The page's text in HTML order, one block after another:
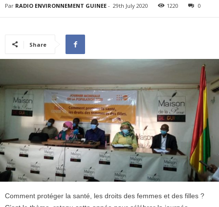
Par RADIO ENVIRONNEMENT GUINEE - 29th July 2020 1220 0
Share
Comment protéger la santé, les droits des femmes et des filles ?